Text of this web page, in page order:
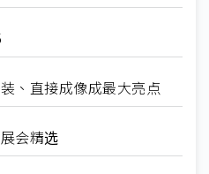
、直接成像成最大亮点
会精选